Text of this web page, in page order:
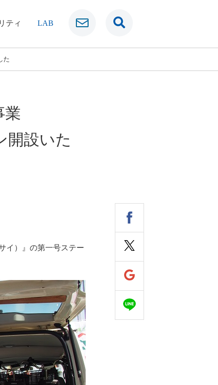
ティ LAB
た
業
開設いた
イ）』の第一号ステー